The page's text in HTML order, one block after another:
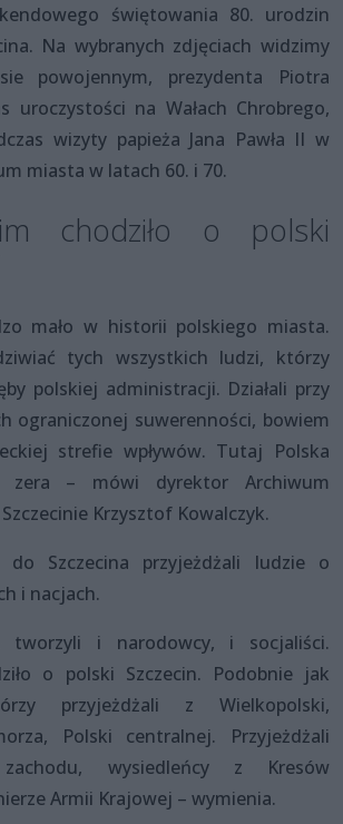
świętowania 80. urodzin
Na wybranych zdjęciach widzimy
powojennym, prezydenta Piotra
uroczystości na Wałach Chrobrego,
wizyty papieża Jana Pawła II w
miasta w latach 60. i 70.
chodziło o polski
mało w historii polskiego miasta.
tych wszystkich ludzi, którzy
polskiej administracji. Działali przy
ograniczonej suwerenności, bowiem
strefie wpływów. Tutaj Polska
zera – mówi dyrektor Archiwum
Krzysztof Kowalczyk.
do Szczecina przyjeżdżali ludzie o
i nacjach.
tworzyli i narodowcy, i socjaliści.
o polski Szczecin. Podobnie jak
przyjeżdżali z Wielkopolski,
Polski centralnej. Przyjeżdżali
wysiedleńcy z Kresów
Armii Krajowej – wymienia.